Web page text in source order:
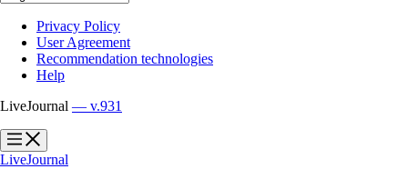
Privacy Policy
User Agreement
Recommendation technologies
Help
LiveJournal — v.931
?
?
LiveJournal